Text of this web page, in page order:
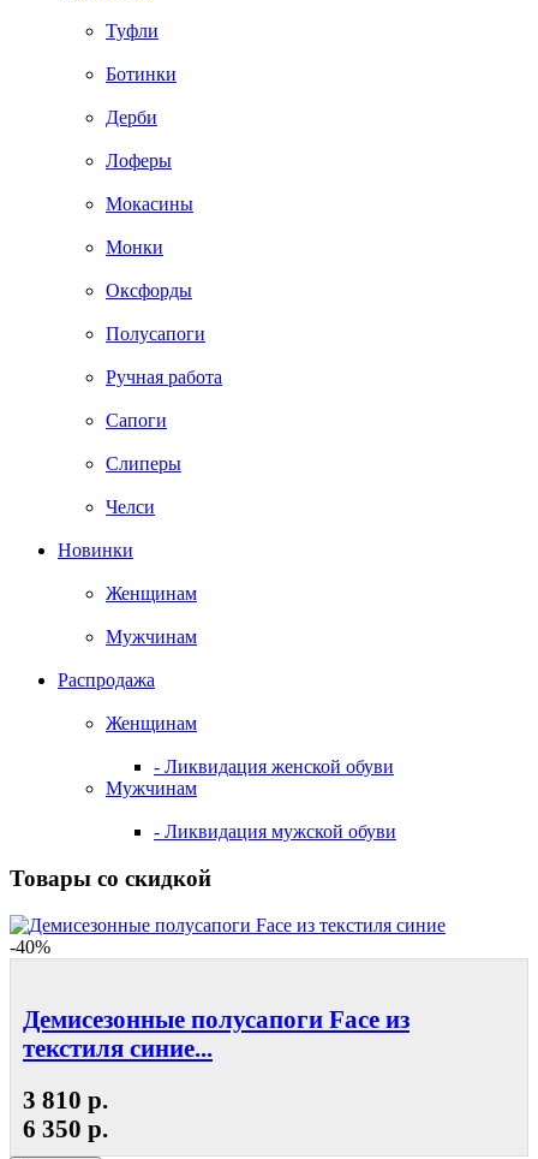
Туфли
Ботинки
Дерби
Лоферы
Мокасины
Монки
Оксфорды
Полусапоги
Ручная работа
Сапоги
Слиперы
Челси
Новинки
Женщинам
Мужчинам
Распродажа
Женщинам
- Ликвидация женской обуви
Мужчинам
- Ликвидация мужской обуви
Товары со скидкой
-40%
Демисезонные полусапоги Face из
текстиля синие...
3 810 р.
6 350 р.